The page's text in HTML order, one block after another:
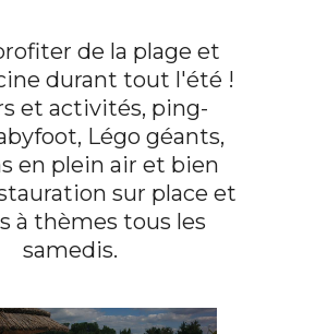
de la plage et
durant tout l'été !
et activités, ping-
Légo géants,
en plein air et bien
sur place et
à thèmes tous les
samedis.